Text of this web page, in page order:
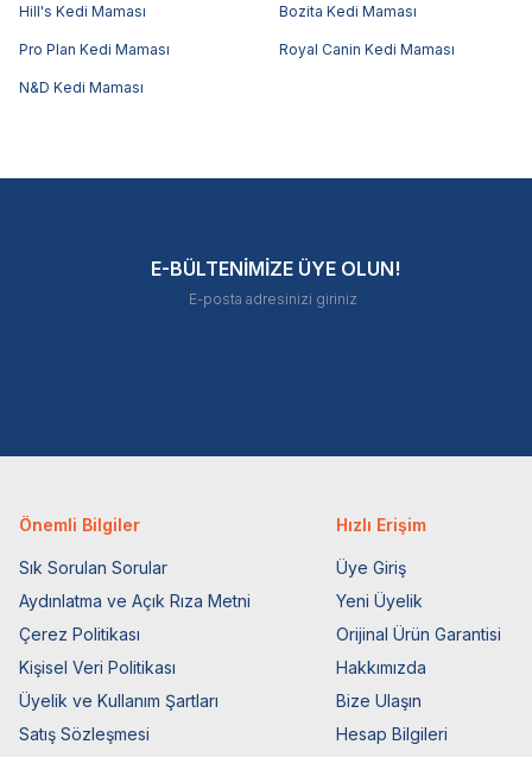
Hill's Kedi Maması Bozita Kedi Maması
Pro Plan Kedi Maması Royal Canin Kedi Maması
N&D Kedi Maması
E-BÜLTENİMİZE ÜYE OLUN!
Önemli Bilgiler
Sık Sorulan Sorular
Aydınlatma ve Açık Rıza Metni
Çerez Politikası
Kişisel Veri Politikası
Üyelik ve Kullanım Şartları
Satış Sözleşmesi
Hızlı Erişim
Üye Giriş
Yeni Üyelik
Orijinal Ürün Garantisi
Hakkımızda
Bize Ulaşın
Hesap Bilgileri